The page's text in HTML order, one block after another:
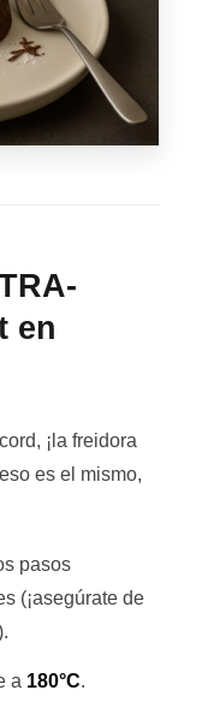
en
¡la freidora
es el mismo,
pasos
(¡asegúrate de
a 180°C.